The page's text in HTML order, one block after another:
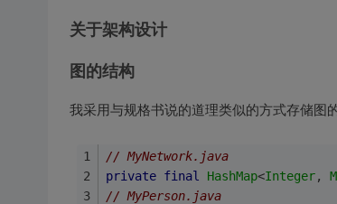
关于架构设计
图的结构
我采用与规格书说的道理类似的方式存储图
// MyNetwork.java
private final HashMap<Integer,
// MyPerson.java